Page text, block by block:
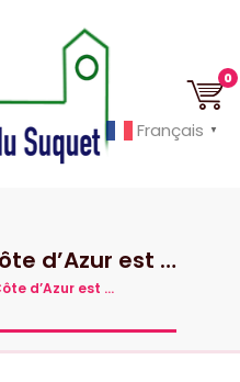
0
d’Azur est …
d’Azur est …
Français ▼